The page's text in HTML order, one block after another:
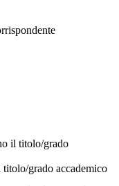
il titolo/grado
titolo/grado accademico